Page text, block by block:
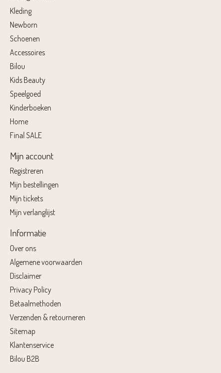
Kleding
Newborn
Schoenen
Accessoires
Bilou
Kids Beauty
Speelgoed
Kinderboeken
Home
Final SALE
Mijn account
Registreren
Mijn bestellingen
Mijn tickets
Mijn verlanglijst
Informatie
Over ons
Algemene voorwaarden
Disclaimer
Privacy Policy
Betaalmethoden
Verzenden & retourneren
Sitemap
Klantenservice
Bilou B2B